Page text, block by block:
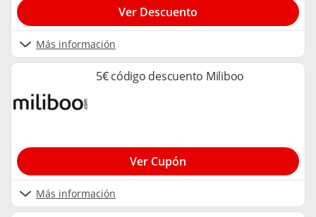
Más información
Ver Descuento
5€ código descuento Miliboo
Más información
Ver Cupón